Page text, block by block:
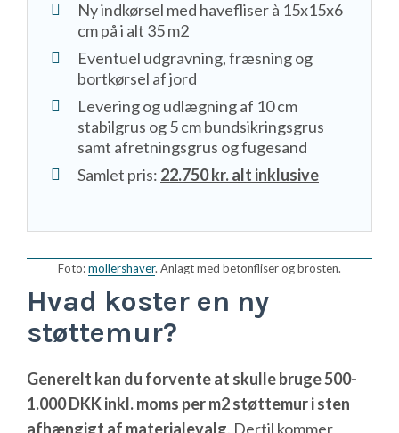
Ny indkørsel med havefliser à 15x15x6
cm på i alt 35 m2
Eventuel udgravning, fræsning og
bortkørsel af jord
Levering og udlægning af 10 cm
stabilgrus og 5 cm bundsikringsgrus
samt afretningsgrus og fugesand
Samlet pris: 22.750 kr. alt inklusive
Foto:mollershaver. Anlagt med betonfliser og brosten.
Hvad koster en ny
støttemur?
Generelt kan du forvente at skulle bruge 500-
1.000 DKK inkl. moms per m2 støttemur i sten
afhængigt af materialevalg. Dertil kommer